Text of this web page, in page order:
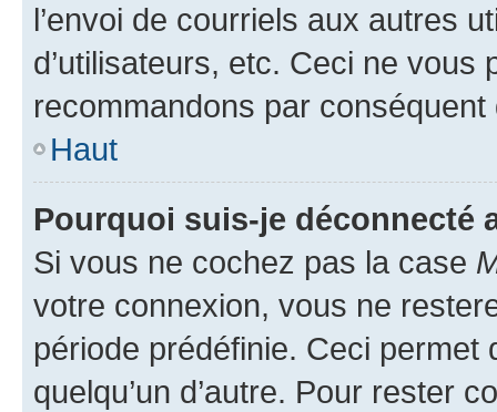
l’envoi de courriels aux autres
d’utilisateurs, etc. Ceci ne vous
recommandons par conséquent
Haut
Pourquoi suis-je déconnecté
Si vous ne cochez pas la case
votre connexion, vous ne
période prédéfinie. Ceci permet
quelqu’un d’autre. Pour rester